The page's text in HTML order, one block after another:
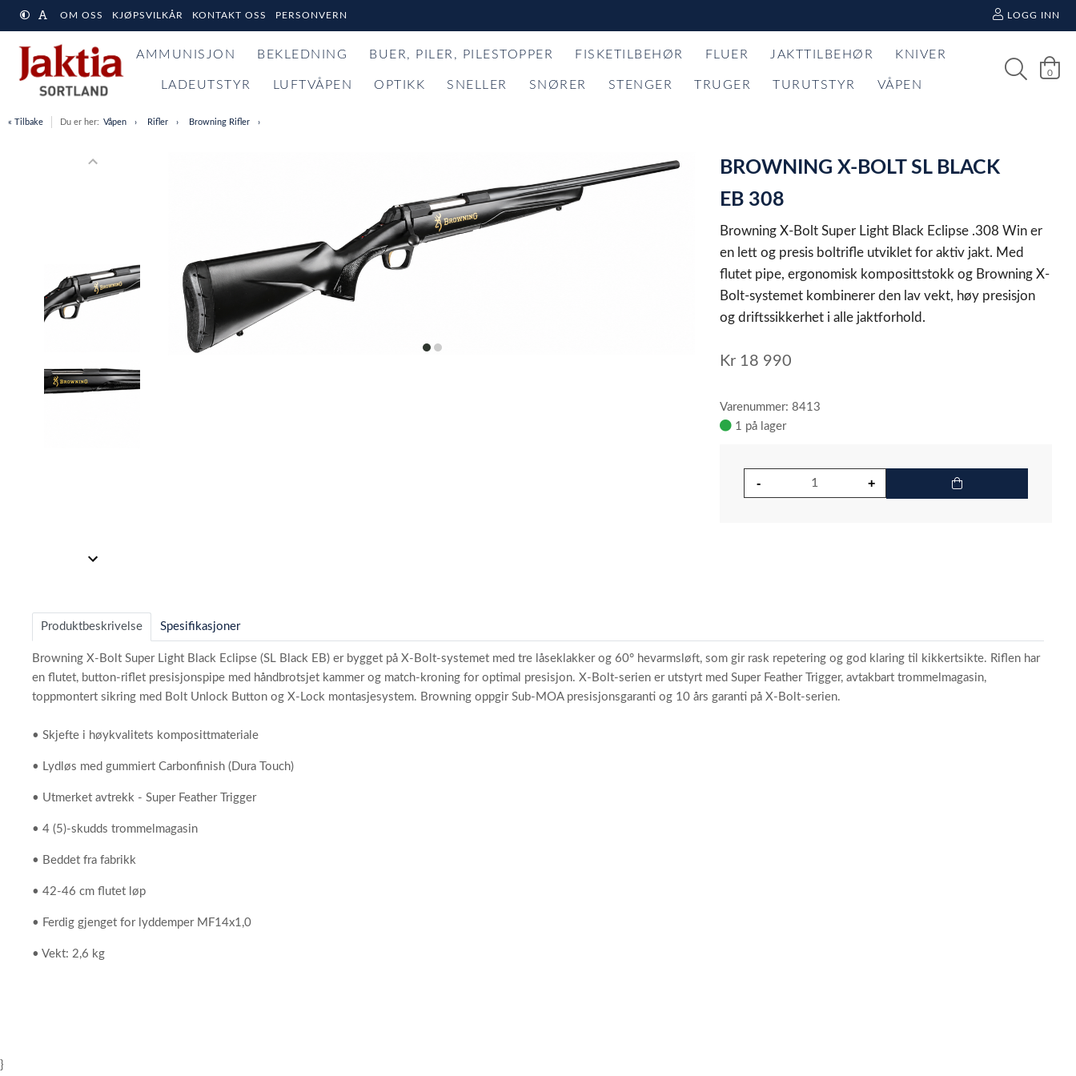
OM OSS KJØPSVILKÅR KONTAKT OSS PERSONVERN LOGG INN
AMMUNISJON BEKLEDNING BUER, PILER, PILESTOPPER FISKETILBEHØR FLUER JAKTTILBEHØR KNIVER
LADEUTSTYR LUFTVÅPEN OPTIKK SNELLER SNØRER STENGER TRUGER TURUTSTYR VÅPEN
0
« Tilbake Du er her: Våpen Rifler Browning Rifler
of
itemitem
BROWNING X-BOLT SL BLACK
EB 308
Browning X-Bolt Super Light Black Eclipse .308 Win er
en lett og presis boltrifle utviklet for aktiv jakt. Med
flutet pipe, ergonomisk komposittstokk og Browning X-
Bolt-systemet kombinerer den lav vekt, høy presisjon
og driftssikkerhet i alle jaktforhold.
Kr 18 990
Varenummer: 8413
1 på lager
Produktbeskrivelse Spesifikasjoner
Browning X-Bolt Super Light Black Eclipse (SL Black EB) er bygget på X-Bolt-systemet med tre låseklakker og 60° hevarmsløft, som gir rask repetering og god klaring til kikkertsikte. Riflen har
en flutet, button-riflet presisjonspipe med håndbrotsjet kammer og match-kroning for optimal presisjon. X-Bolt-serien er utstyrt med Super Feather Trigger, avtakbart trommelmagasin,
toppmontert sikring med Bolt Unlock Button og X-Lock montasjesystem. Browning oppgir Sub-MOA presisjonsgaranti og 10 års garanti på X-Bolt-serien.
• Skjefte i høykvalitets komposittmateriale
• Lydløs med gummiert Carbonfinish (Dura Touch)
• Utmerket avtrekk - Super Feather Trigger
• 4 (5)-skudds trommelmagasin
• Beddet fra fabrikk
• 42-46 cm flutet løp
• Ferdig gjenget for lyddemper MF14x1,0
• Vekt: 2,6 kg
}